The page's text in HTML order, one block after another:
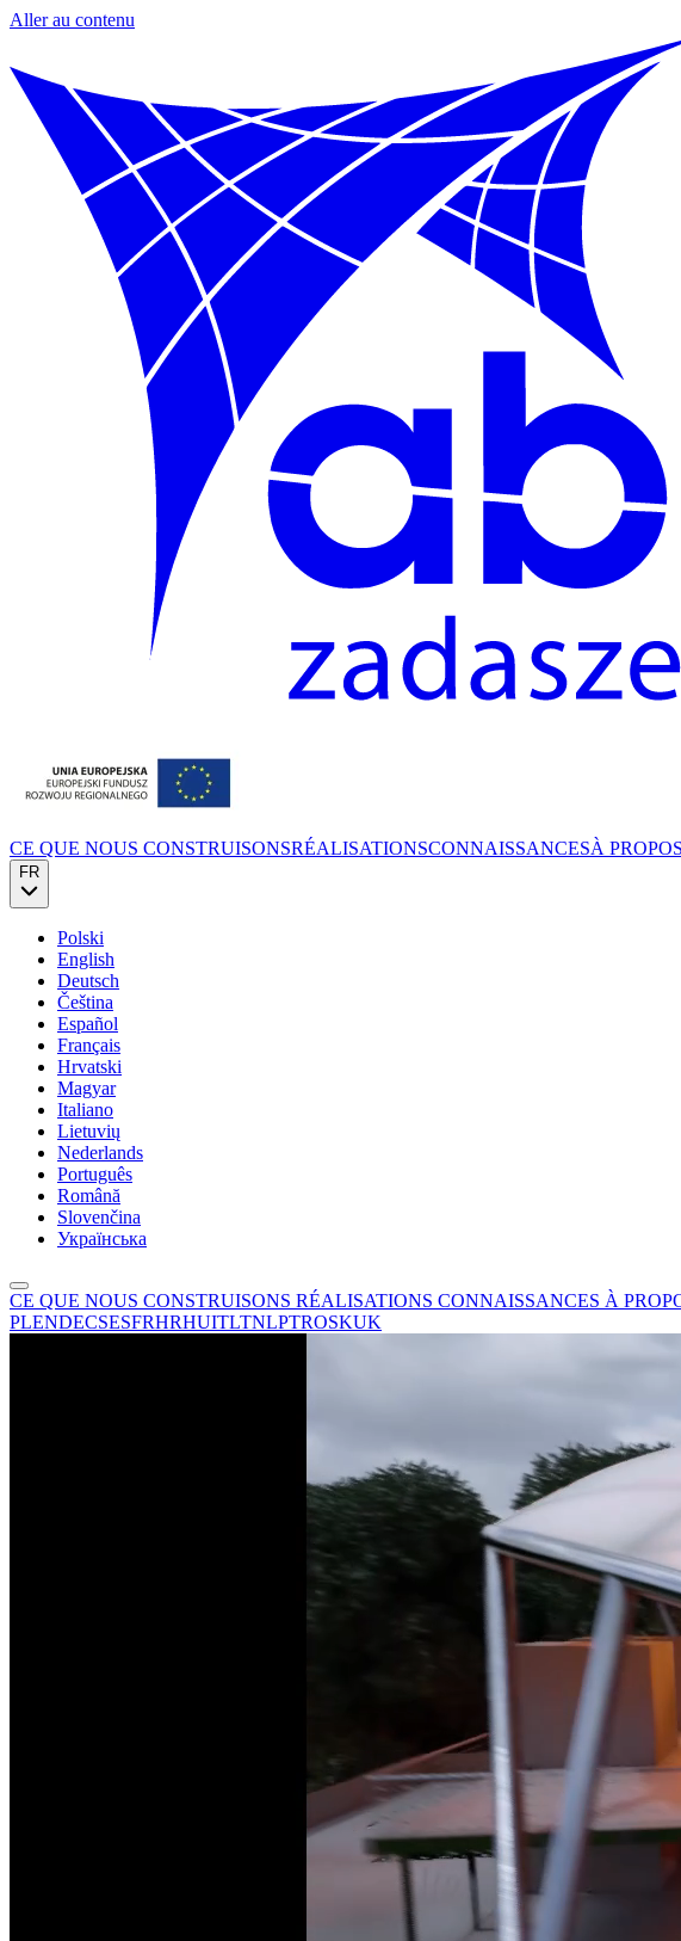
Aller au contenu
CE QUE NOUS CONSTRUISONSRÉALISATIONSCONNAISSANCESÀ PROPOS
FR
Polski
English
Deutsch
Čeština
Español
Français
Hrvatski
Magyar
Italiano
Lietuvių
Nederlands
Português
Română
Slovenčina
Українська
CE QUE NOUS CONSTRUISONS RÉALISATIONS CONNAISSANCES À
PLENDECSESFRHRHUITLTNLPTROSKUK